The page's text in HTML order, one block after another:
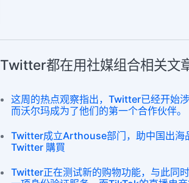
Twitter都在用社媒组合相关文
这周的热点观察指出，Twitter已经开始涉
而沃尔玛成为了他们的第一个合作伙伴。
Twitter成立Arthouse部门，助中国出海
Twitter 購買
Twitter正在测试新的购物功能，与此同